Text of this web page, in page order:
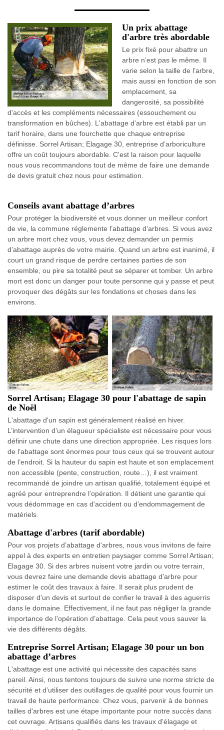
Un prix abattage
d'arbre très abordable
Le prix fixé pour abattre un
arbre n’est pas le même. Il
varie selon la taille de l’arbre,
mais aussi en fonction de son
emplacement, sa
dangerosité, sa possibilité
d'accès et les compléments nécessaires (essouchement ou
transformation en bûches). L'abattage d’arbre est établi par un
tarif horaire, dans une fourchette que chaque entreprise
définisse. Sorrel Artisan; Elagage 30, entreprise d’arboriculture
offre un coût toujours abordable. C'est la raison pour laquelle
nous vous recommandons tout de même de faire une demande
de devis gratuit chez nous pour estimation.
Conseils avant abattage d’arbres
Pour protéger la biodiversité et vous donner un meilleur confort
de vie, la commune réglemente l’abattage d’arbres. Si vous avez
un arbre mort chez vous, vous devez demander un permis
d’abattage auprès de votre mairie. Quand un arbre est inanimé, il
court un grand risque de perdre certaines parties de son
ensemble, ou pire sa totalité peut se séparer et tomber. Un arbre
mort est donc un danger pour toute personne qui y passe et peut
provoquer des dégâts sur les fondations et choses dans les
environs.
Sorrel Artisan; Elagage 30 pour l'abattage de sapin
de Noël
L'abattage d'un sapin est généralement réalisé en hiver.
L’intervention d’un élagueur spécialiste est nécessaire pour vous
définir une chute dans une direction appropriée. Les risques lors
de l’abattage sont énormes pour tous ceux qui se trouvent autour
de l’endroit. Si la hauteur du sapin est haute et son emplacement
non accessible (pente, construction, route…), il est vraiment
recommandé de joindre un artisan qualifié, totalement équipé et
agréé pour entreprendre l’opération. Il détient une garantie qui
vous dédommage en cas d'accident ou d’endommagement de
matériels.
Abattage d'arbres (tarif abordable)
Pour vos projets d’abattage d'arbres, nous vous invitons de faire
appel à des experts en entretien paysager comme Sorrel Artisan;
Elagage 30. Si des arbres nuisent votre jardin ou votre terrain,
vous devrez faire une demande devis abattage d’arbre pour
estimer le coût des travaux à faire. Il serait plus prudent de
disposer d’un devis et surtout de confier le travail à des aguerris
dans le domaine. Effectivement, il ne faut pas négliger la grande
importance de l’opération d’abattage. Cela peut vous sauver la
vie des différents dégâts.
Entreprise Sorrel Artisan; Elagage 30 pour un bon
abattage d’arbres
L'abattage est une activité qui nécessite des capacités sans
pareil. Ainsi, nous tentons toujours de suivre une norme stricte de
sécurité et d’utiliser des outillages de qualité pour vous fournir un
travail de haute performance. Chez vous, parvenir à de bonnes
tailles d'arbres est une étape importante pour notre succès dans
cet ouvrage. Artisans qualifiés dans les travaux d'élagage et